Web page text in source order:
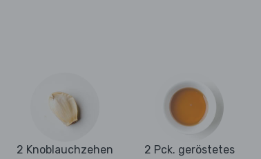
2 Knoblauchzehen
2 Pck. geröstetes